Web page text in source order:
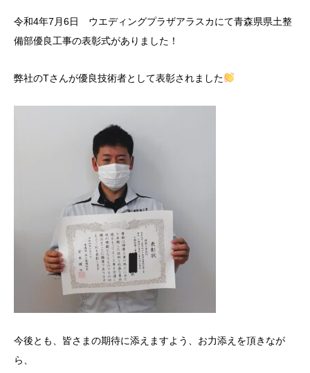
令和4年7月6日 ウエディングプラザアラスカにて青森県県土整
備部優良工事の表彰式がありました！
弊社のTさんが優良技術者として表彰されました
今後とも、皆さまの期待に添えますよう、お力添えを頂きなが
ら、